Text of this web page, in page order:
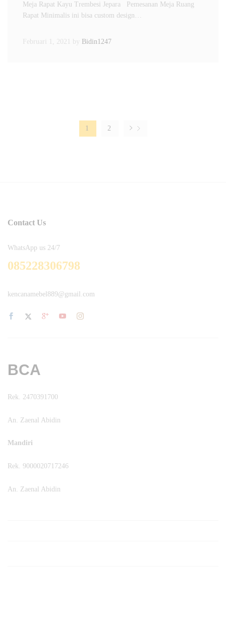
Meja Rapat Kayu Trembesi Jepara Pemesanan Meja Ruang
Rapat Minimalis ini bisa custom design…
Februari 1, 2021 by Bidin1247
1 2
Contact Us
WhatsApp us 24/7
085228306798
kencanamebel889@gmail.com
BCA
Rek. 2470391700
An. Zaenal Abidin
Mandiri
Rek. 9000020717246
An. Zaenal Abidin